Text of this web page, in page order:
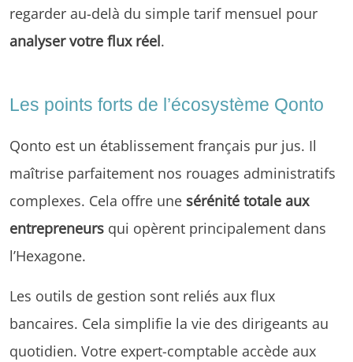
regarder au-delà du simple tarif mensuel pour
analyser votre flux réel.
Les points forts de l’écosystème Qonto
Qonto est un établissement français pur jus. Il
maîtrise parfaitement nos rouages administratifs
complexes. Cela offre une sérénité totale aux
entrepreneurs qui opèrent principalement dans
l’Hexagone.
Les outils de gestion sont reliés aux flux
bancaires. Cela simplifie la vie des dirigeants au
quotidien. Votre expert-comptable accède aux